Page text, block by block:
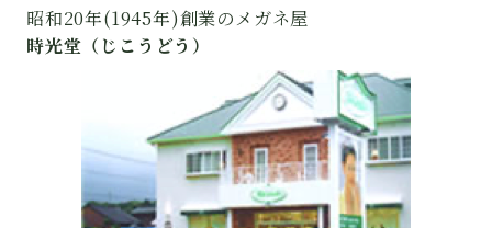
昭和20年(1945年)創業のメガネ屋
時光堂（じこうどう）